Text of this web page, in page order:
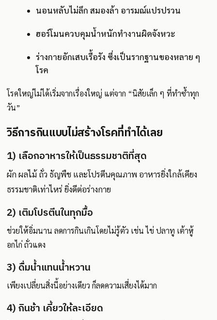
นอนหลับไม่ลึก สมองล้า อารมณ์แปรปรวน
ฮอร์โมนควบคุมน้ำหนักทำงานผิดจังหวะ
ร่างกายอักเสบเรื้อรัง ซึ่งเป็นรากฐานของหลาย ๆ
โรค
โรคใหญ่ไม่ได้เริ่มจากเรื่องใหญ่ แต่จาก “นิสัยเล็ก ๆ ที่ทำซ้ำทุก
วัน”
วิธีการกินแบบไม่สร้างโรคที่ทำได้เลย
1) เลือกอาหารให้เป็นธรรมชาติที่สุด
ผัก ผลไม้ ถั่ว ธัญพืช และโปรตีนคุณภาพ อาหารยิ่งใกล้เคียง
ธรรมชาติเท่าไหร่ ยิ่งดีต่อร่างกาย
2) เติมโปรตีนในทุกมื้อ
ช่วยให้อิ่มนาน ลดการกินเกินโดยไม่รู้ตัว เช่น ไข่ ปลาทู เต้าหู้
อกไก่ ถั่วแดง
3) ดื่มน้ำแทนน้ำหวาน
เพียงเปลี่ยนสิ่งนี้อย่างเดียว ก็ลดความเสี่ยงได้มาก
4) กินช้า เคี้ยวให้ละเอียด